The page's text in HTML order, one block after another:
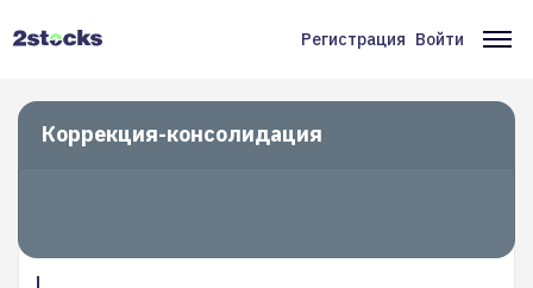
Меню
учётной
записи
Регистрация Войти
Коррекция-консолидация